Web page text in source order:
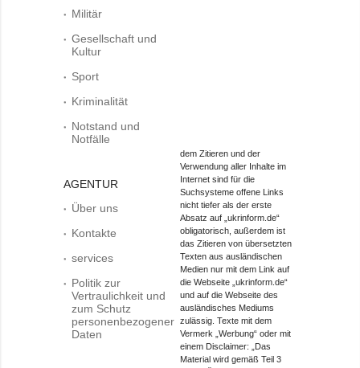
Militär
Gesellschaft und
Kultur
Sport
Kriminalität
Notstand und
Notfälle
AGENTUR
Über uns
Kontakte
services
Politik zur
Vertraulichkeit und
zum Schutz
personenbezogener
Daten
dem Zitieren und der
Verwendung aller Inhalte im
Internet sind für die
Suchsysteme offene Links
nicht tiefer als der erste
Absatz auf „ukrinform.de“
obligatorisch, außerdem ist
das Zitieren von übersetzten
Texten aus ausländischen
Medien nur mit dem Link auf
die Webseite „ukrinform.de“
und auf die Webseite des
ausländisches Mediums
zulässig. Texte mit dem
Vermerk „Werbung“ oder mit
einem Disclaimer: „Das
Material wird gemäß Teil 3